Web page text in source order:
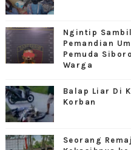
Ngintip
Pemandian
Pemuda
Warga
Balap Liar Di
Korban
Seorang